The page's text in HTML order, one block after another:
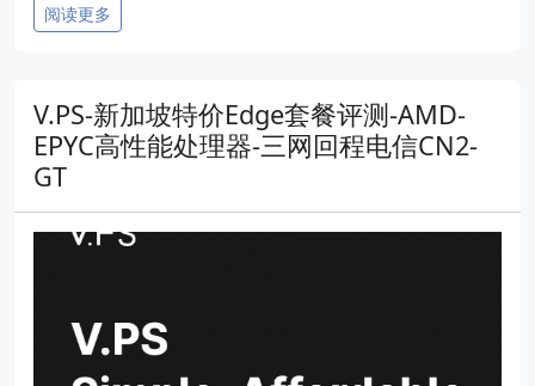
阅读更多
V.PS-新加坡特价Edge套餐评测-AMD-
EPYC高性能处理器-三网回程电信CN2-
GT